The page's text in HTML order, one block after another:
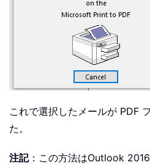
これで選択したメールが PDF
た。
注記：この方法はOutlook